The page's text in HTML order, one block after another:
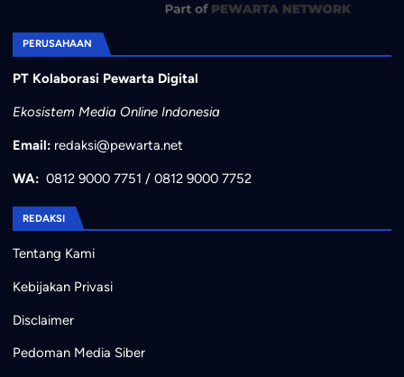
PERUSAHAAN
PT Kolaborasi Pewarta Digital
Ekosistem Media Online Indonesia
Email: redaksi@pewarta.net
WA: 0812 9000 7751 / 0812 9000 7752
REDAKSI
Tentang Kami
Kebijakan Privasi
Disclaimer
Pedoman Media Siber